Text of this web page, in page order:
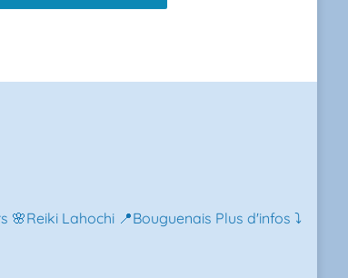
Lahochi 📍Bouguenais Plus d'infos ⤵️